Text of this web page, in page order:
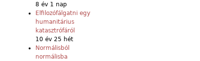
8 év 1 nap
Elfilozófálgatni egy
humanitárius
katasztrófáról
10 év 25 hét
Normálisból
normálisba